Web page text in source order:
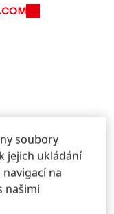
soubory
jejich ukládání
na
našimi